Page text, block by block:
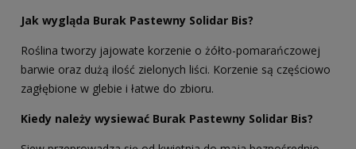
Jak wygląda Burak Pastewny Solidar Bis?
Roślina tworzy jajowate korzenie o żółto-pomarańczowej
barwie oraz dużą ilość zielonych liści. Korzenie są częściowo
zagłębione w glebie i łatwe do zbioru.
Kiedy należy wysiewać Burak Pastewny Solidar Bis?